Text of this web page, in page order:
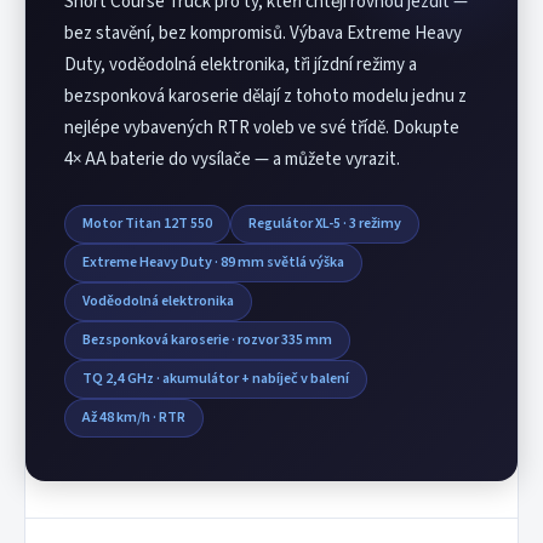
bez stavění, bez kompromisů. Výbava Extreme Heavy
Duty, voděodolná elektronika, tři jízdní režimy a
bezsponková karoserie dělají z tohoto modelu jednu z
nejlépe vybavených RTR voleb ve své třídě. Dokupte
4× AA baterie do vysílače — a můžete vyrazit.
Motor Titan 12T 550
Regulátor XL-5 · 3 režimy
Extreme Heavy Duty · 89 mm světlá výška
Voděodolná elektronika
Bezsponková karoserie · rozvor 335 mm
TQ 2,4 GHz · akumulátor + nabíječ v balení
Až 48 km/h · RTR